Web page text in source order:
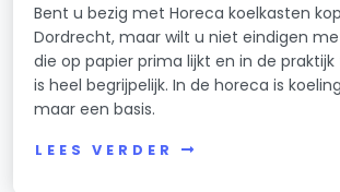
Bent u bezig met Horeca koelkasten
Dordrecht, maar wilt u niet eindigen
die op papier prima lijkt en in de
is heel begrijpelijk. In de horeca is
maar een basis.
LEES VERDER